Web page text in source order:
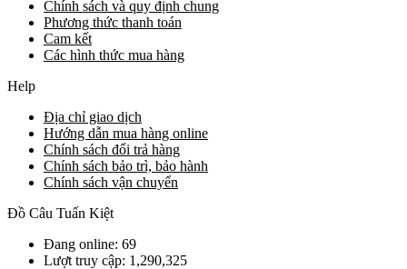
Chính sách và quy định chung
Phương thức thanh toán
Cam kết
Các hình thức mua hàng
Help
Địa chỉ giao dịch
Hướng dẫn mua hàng online
Chính sách đổi trả hàng
Chính sách bảo trì, bảo hành
Chính sách vận chuyển
Đồ Câu Tuấn Kiệt
Đang online: 69
Lượt truy cập: 1,290,325